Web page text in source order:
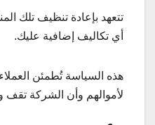
تتعهد بإعادة تنظيف تلك
أي تكاليف إضافية عليك.
هذه السياسة تُطمئن
لأموالهم وأن الشركة تقف